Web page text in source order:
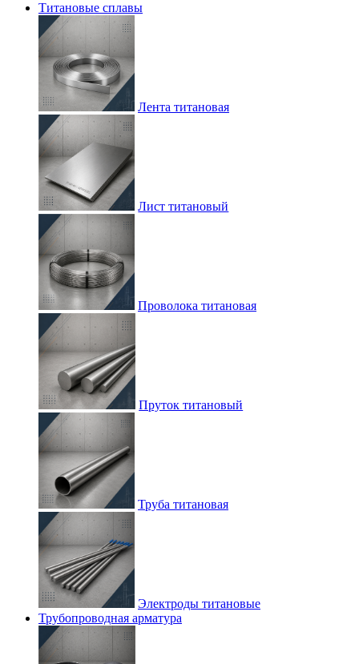
Титановые сплавы
Лента титановая
Лист титановый
Проволока титановая
Пруток титановый
Труба титановая
Электроды титановые
Трубопроводная арматура